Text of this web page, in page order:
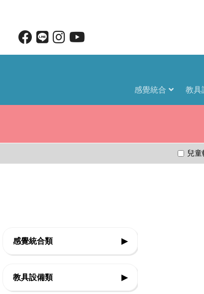
感覺統合 教具
兒
感覺統合類 ▶
◇平衡
教具設備類 ▶